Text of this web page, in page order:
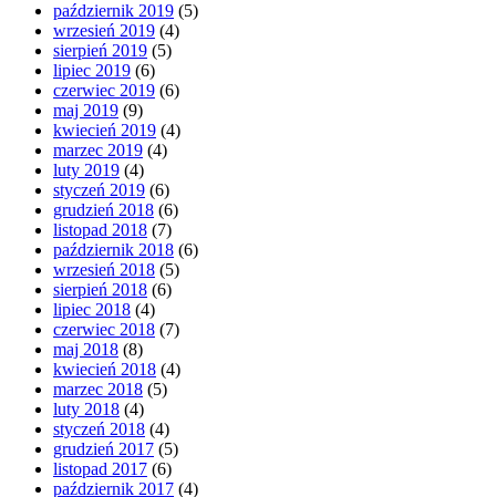
październik 2019 (5)
wrzesień 2019 (4)
sierpień 2019 (5)
lipiec 2019 (6)
czerwiec 2019 (6)
maj 2019 (9)
kwiecień 2019 (4)
marzec 2019 (4)
luty 2019 (4)
styczeń 2019 (6)
grudzień 2018 (6)
listopad 2018 (7)
październik 2018 (6)
wrzesień 2018 (5)
sierpień 2018 (6)
lipiec 2018 (4)
czerwiec 2018 (7)
maj 2018 (8)
kwiecień 2018 (4)
marzec 2018 (5)
luty 2018 (4)
styczeń 2018 (4)
grudzień 2017 (5)
listopad 2017 (6)
październik 2017 (4)